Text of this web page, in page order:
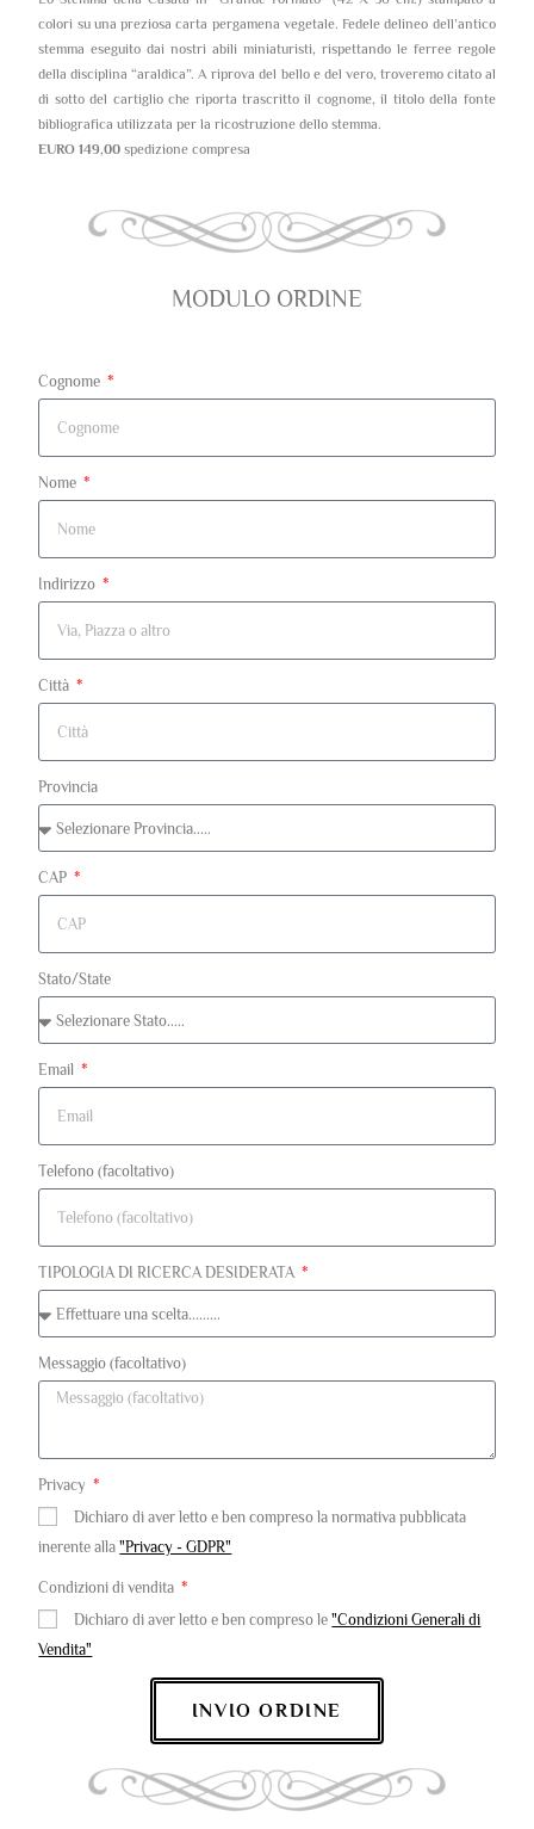
colori su una preziosa carta pergamena vegetale. Fedele delineo dell’antico
stemma eseguito dai nostri abili miniaturisti, rispettando le ferree regole
della disciplina “araldica”. A riprova del bello e del vero, troveremo citato al
di sotto del cartiglio che riporta trascritto il cognome, il titolo della fonte
bibliografica utilizzata per la ricostruzione dello stemma.
EURO 149,00 spedizione compresa
MODULO ORDINE
Cognome
Nome
Indirizzo
Città
Provincia
CAP
Stato/State
Email
Telefono (facoltativo)
TIPOLOGIA DI RICERCA DESIDERATA
Messaggio (facoltativo)
Privacy
Dichiaro di aver letto e ben compreso la normativa pubblicata
inerente alla"Privacy - GDPR"
Condizioni di vendita
Dichiaro di aver letto e ben compreso le"Condizioni Generali di
Vendita"
INVIO ORDINE